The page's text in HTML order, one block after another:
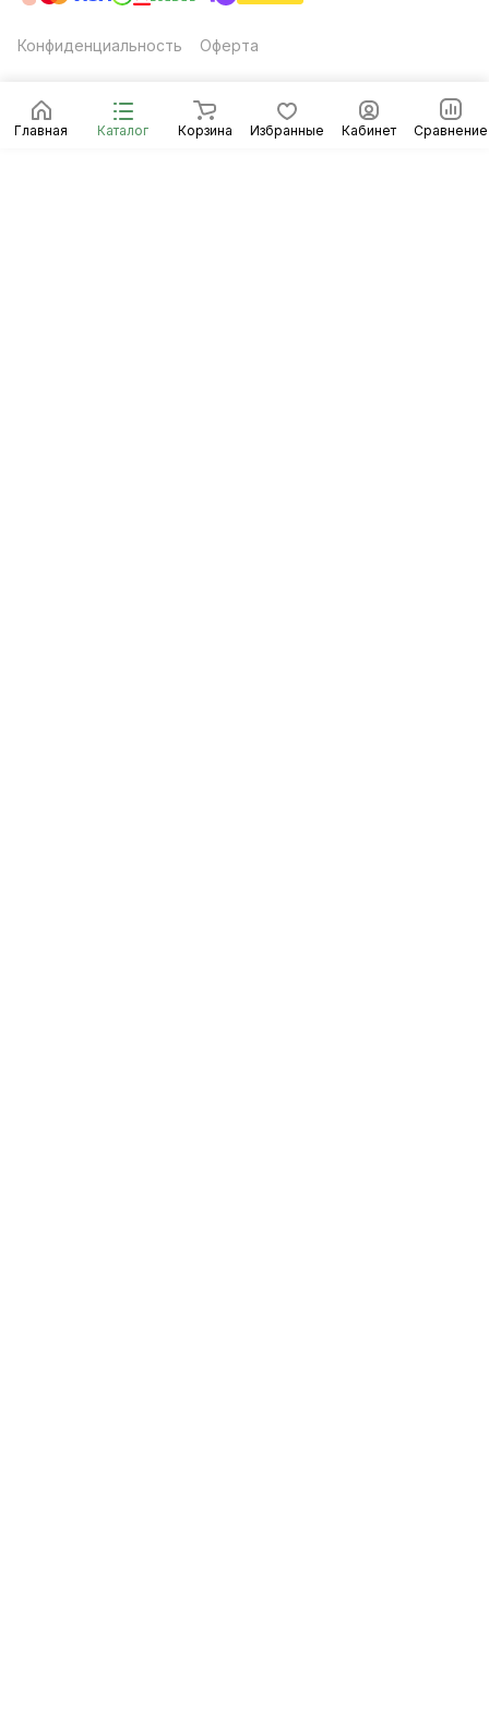
Главная Каталог Корзина Избранные Кабинет Сравнение
Конфиденциальность Оферта